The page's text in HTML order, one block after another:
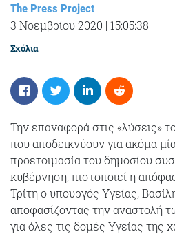
The Press Project
3 Νοεμβρίου 2020 | 15:05:38
Σχόλια
Την επαναφορά στις «λύσεις»
που αποδεικνύουν για ακόμα
προετοιμασία του δημοσίου
κυβέρνηση, πιστοποιεί η
Τρίτη ο υπουργός Υγείας,
αποφασίζοντας την αναστολή
για όλες τις δομές Υγείας της